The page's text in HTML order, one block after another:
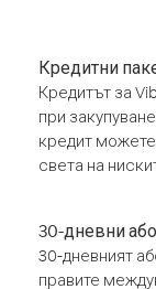
Кредитни
Кредитът за
при
кредит
света на
30-дневни
30-дневният
правите